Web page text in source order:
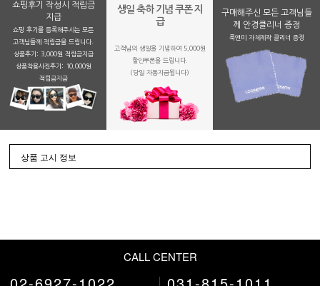
쇼핑후기 작성시 적립금
지급
쇼핑 후기를 등록해주시는 모든
고객님들께 적립금을 드립니다.
상품후기: 3,000원 적립금지급
상품착용사진후기: 10,000원
적립금지금
생일 축하 기념 쿠폰 지
급
고객님의 생일을 기념하여 5,000원
할인쿠폰을 드립니다.
(당일 자동지급됩니다)
구매해주신 모든 고객님들
께 안경클리너 증정
룩앤미 자체제작 클리너 증정
상품 고시 정보
CALL CENTER